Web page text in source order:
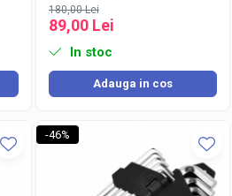
180,00 Lei
89,00 Lei
In stoc
Adauga in cos
-46%